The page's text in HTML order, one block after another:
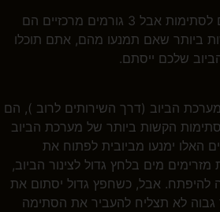
גורמים רבים יכולים לגרום לסתימות אבל 3 גורמים מרכזיים הם
ביותר שאם תמנעו מהם, אתם תוכלו
שלכם ייסתם.
הביוב (דרך השירותים לרוב ), הם
הקשות ביותר של מערכת הביוב
האלו ימנעו מביובית לפתוח את
מזרימים מים בלחץ גדול לצינור הביוב,
להיפתח. אבל, כשחפץ גדול יסתום את
גבוה לא תצליח להעביר את הסתימה